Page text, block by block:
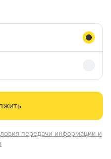
передачи информации и